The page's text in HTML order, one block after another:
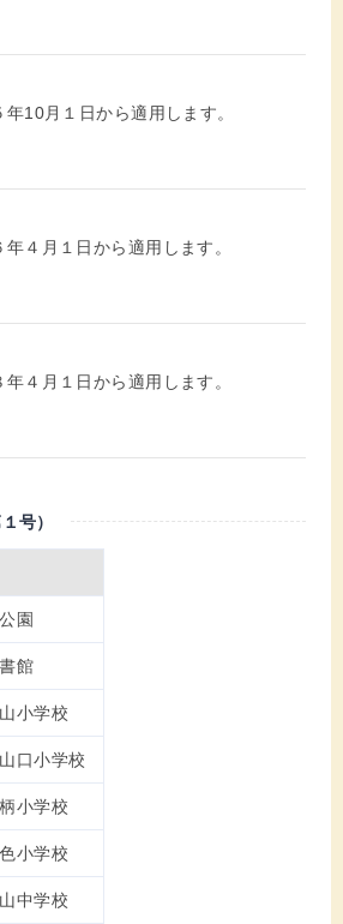
10月１日から適用します。
４月１日から適用します。
４月１日から適用します。
号）
園
館
小学校
口小学校
小学校
小学校
中学校